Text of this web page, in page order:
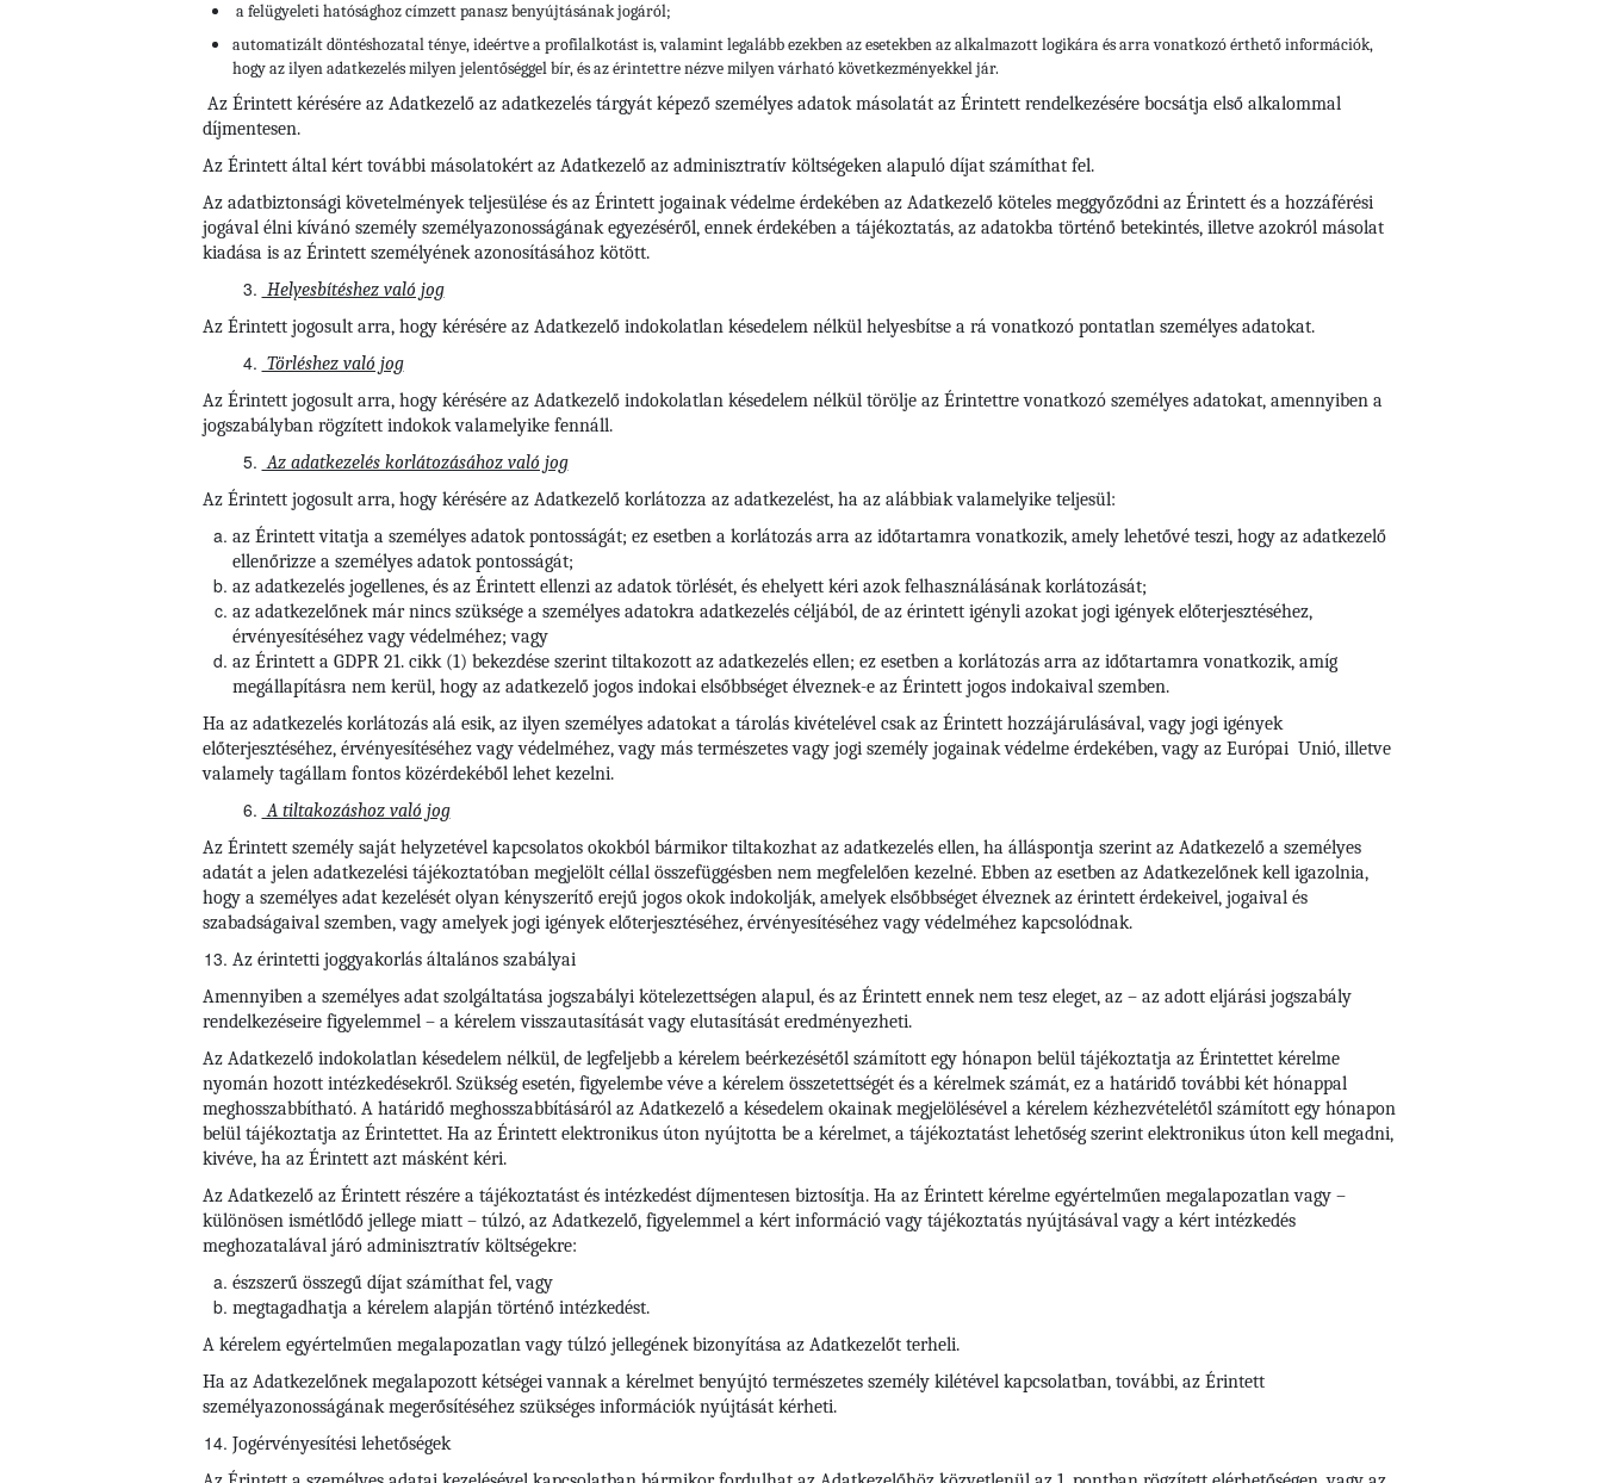
a felügyeleti hatósághoz címzett panasz benyújtásának jogáról;
automatizált döntéshozatal ténye, ideértve a profilalkotást is, valamint legalább ezekben az esetekben az alkalmazott logikára és arra vonatkozó érthető információk,
hogy az ilyen adatkezelés milyen jelentőséggel bír, és az érintettre nézve milyen várható következményekkel jár.
Az Érintett kérésére az Adatkezelő az adatkezelés tárgyát képező személyes adatok másolatát az Érintett rendelkezésére bocsátja első alkalommal
díjmentesen.
Az Érintett által kért további másolatokért az Adatkezelő az adminisztratív költségeken alapuló díjat számíthat fel.
Az adatbiztonsági követelmények teljesülése és az Érintett jogainak védelme érdekében az Adatkezelő köteles meggyőződni az Érintett és a hozzáférési
jogával élni kívánó személy személyazonosságának egyezéséről, ennek érdekében a tájékoztatás, az adatokba történő betekintés, illetve azokról másolat
kiadása is az Érintett személyének azonosításához kötött.
Helyesbítéshez való jog
Az Érintett jogosult arra, hogy kérésére az Adatkezelő indokolatlan késedelem nélkül helyesbítse a rá vonatkozó pontatlan személyes adatokat.
Törléshez való jog
Az Érintett jogosult arra, hogy kérésére az Adatkezelő indokolatlan késedelem nélkül törölje az Érintettre vonatkozó személyes adatokat, amennyiben a
jogszabályban rögzített indokok valamelyike fennáll.
Az adatkezelés korlátozásához való jog
Az Érintett jogosult arra, hogy kérésére az Adatkezelő korlátozza az adatkezelést, ha az alábbiak valamelyike teljesül:
az Érintett vitatja a személyes adatok pontosságát; ez esetben a korlátozás arra az időtartamra vonatkozik, amely lehetővé teszi, hogy az adatkezelő
ellenőrizze a személyes adatok pontosságát;
az adatkezelés jogellenes, és az Érintett ellenzi az adatok törlését, és ehelyett kéri azok felhasználásának korlátozását;
az adatkezelőnek már nincs szüksége a személyes adatokra adatkezelés céljából, de az érintett igényli azokat jogi igények előterjesztéséhez,
érvényesítéséhez vagy védelméhez; vagy
az Érintett a GDPR 21. cikk (1) bekezdése szerint tiltakozott az adatkezelés ellen; ez esetben a korlátozás arra az időtartamra vonatkozik, amíg
megállapításra nem kerül, hogy az adatkezelő jogos indokai elsőbbséget élveznek-e az Érintett jogos indokaival szemben.
Ha az adatkezelés korlátozás alá esik, az ilyen személyes adatokat a tárolás kivételével csak az Érintett hozzájárulásával, vagy jogi igények
előterjesztéséhez, érvényesítéséhez vagy védelméhez, vagy más természetes vagy jogi személy jogainak védelme érdekében, vagy az Európai Unió, illetve
valamely tagállam fontos közérdekéből lehet kezelni.
A tiltakozáshoz való jog
Az Érintett személy saját helyzetével kapcsolatos okokból bármikor tiltakozhat az adatkezelés ellen, ha álláspontja szerint az Adatkezelő a személyes
adatát a jelen adatkezelési tájékoztatóban megjelölt céllal összefüggésben nem megfelelően kezelné. Ebben az esetben az Adatkezelőnek kell igazolnia,
hogy a személyes adat kezelését olyan kényszerítő erejű jogos okok indokolják, amelyek elsőbbséget élveznek az érintett érdekeivel, jogaival és
szabadságaival szemben, vagy amelyek jogi igények előterjesztéséhez, érvényesítéséhez vagy védelméhez kapcsolódnak.
Az érintetti joggyakorlás általános szabályai
Amennyiben a személyes adat szolgáltatása jogszabályi kötelezettségen alapul, és az Érintett ennek nem tesz eleget, az – az adott eljárási jogszabály
rendelkezéseire figyelemmel – a kérelem visszautasítását vagy elutasítását eredményezheti.
Az Adatkezelő indokolatlan késedelem nélkül, de legfeljebb a kérelem beérkezésétől számított egy hónapon belül tájékoztatja az Érintettet kérelme
nyomán hozott intézkedésekről. Szükség esetén, figyelembe véve a kérelem összetettségét és a kérelmek számát, ez a határidő további két hónappal
meghosszabbítható. A határidő meghosszabbításáról az Adatkezelő a késedelem okainak megjelölésével a kérelem kézhezvételétől számított egy hónapon
belül tájékoztatja az Érintettet. Ha az Érintett elektronikus úton nyújtotta be a kérelmet, a tájékoztatást lehetőség szerint elektronikus úton kell megadni,
kivéve, ha az Érintett azt másként kéri.
Az Adatkezelő az Érintett részére a tájékoztatást és intézkedést díjmentesen biztosítja. Ha az Érintett kérelme egyértelműen megalapozatlan vagy –
különösen ismétlődő jellege miatt – túlzó, az Adatkezelő, figyelemmel a kért információ vagy tájékoztatás nyújtásával vagy a kért intézkedés
meghozatalával járó adminisztratív költségekre:
észszerű összegű díjat számíthat fel, vagy
megtagadhatja a kérelem alapján történő intézkedést.
A kérelem egyértelműen megalapozatlan vagy túlzó jellegének bizonyítása az Adatkezelőt terheli.
Ha az Adatkezelőnek megalapozott kétségei vannak a kérelmet benyújtó természetes személy kilétével kapcsolatban, további, az Érintett
személyazonosságának megerősítéséhez szükséges információk nyújtását kérheti.
Jogérvényesítési lehetőségek